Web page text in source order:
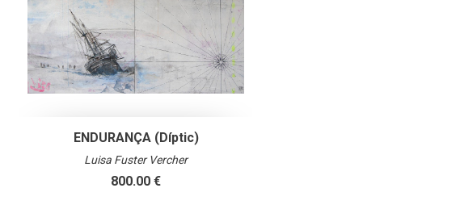
ENDURANÇA (Díptic)
Luisa Fuster Vercher
800.00 €